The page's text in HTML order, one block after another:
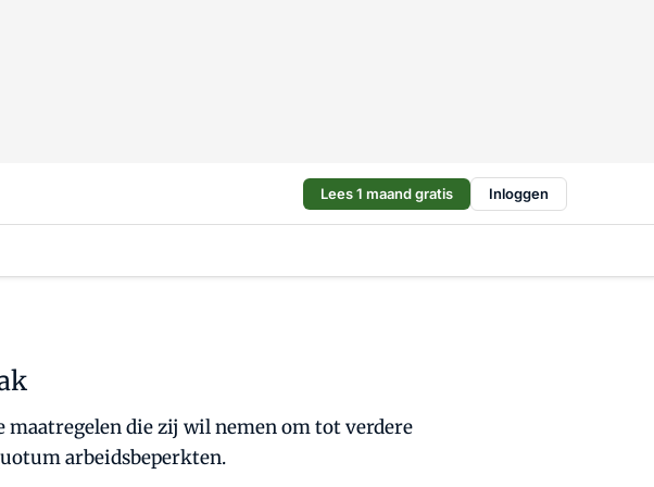
Lees 1 maand gratis Inloggen
maatregelen die zij wil nemen om tot verdere
arbeidsbeperkten.